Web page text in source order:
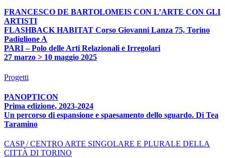
FRANCESCO DE BARTOLOMEIS CON L’ARTE CON GLI
ARTISTI
FLASHBACK HABITAT Corso Giovanni Lanza 75, Torino
Padiglione A
PARI – Polo delle Arti Relazionali e Irregolari
27 marzo > 10 maggio 2025
Progetti
PANOPTICON
Prima edizione, 2023-2024
Un percorso di espansione e spaesamento dello sguardo. Di Tea
Taramino
CASP / CENTRO ARTE SINGOLARE E PLURALE DELLA
CITTÀ DI TORINO